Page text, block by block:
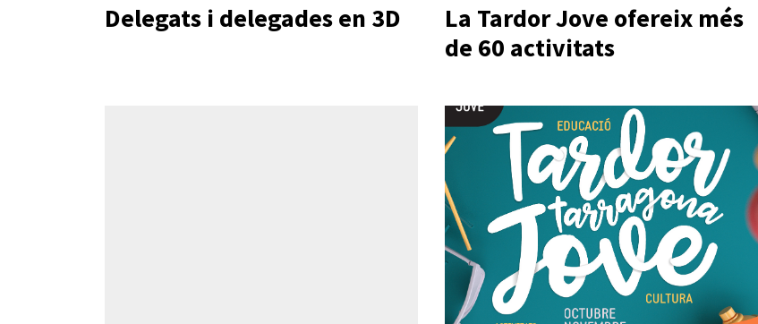
Delegats i delegades en 3D
La Tardor Jove ofereix més
de 60 activitats